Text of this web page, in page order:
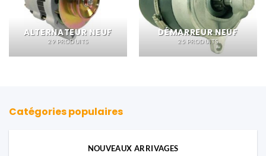
ALTERNATEUR NEUF
29 PRODUITS
DÉMARREUR NEUF
25 PRODUITS
Catégories populaires
NOUVEAUX ARRIVAGES